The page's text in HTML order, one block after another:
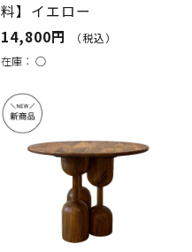
料】イエロー
14,800円
（税込）
在庫：○